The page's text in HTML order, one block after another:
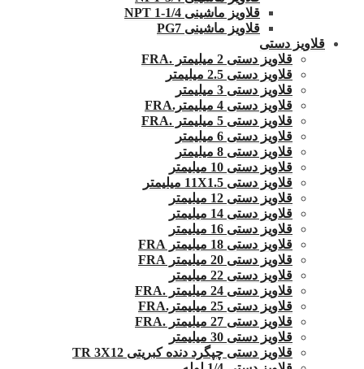
قلاویز ماشینی 1/4-1 NPT
قلاویز ماشینی PG7
قلاویز دستی
قلاویز دستی 2 میلیمتر .FRA
قلاویز دستی 2.5 میلیمتر
قلاویز دستی 3 میلیمتر
قلاویز دستی 4 میلیمتر.FRA
قلاویز دستی 5 میلیمتر .FRA
قلاویز دستی 6 میلیمتر
قلاویز دستی 8 میلیمتر
قلاویز دستی 10 میلیمتر
قلاویز دستی 11X1.5 میلیمتر
قلاویز دستی 12 میلیمتر
قلاویز دستی 14 میلیمتر
قلاویز دستی 16 میلیمتر
قلاویز دستی 18 میلیمتر FRA
قلاویز دستی 20 میلیمتر FRA
قلاویز دستی 22 میلیمتر
قلاویز دستی 24 میلیمتر .FRA
قلاویز دستی 25 میلیمتر.FRA
قلاویز دستی 27 میلیمتر .FRA
قلاویز دستی 30 میلیمتر
قلاویز دستی چپگرد دنده کبریتی TR 3X12